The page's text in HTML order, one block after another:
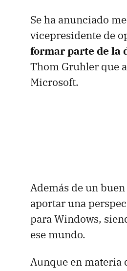
Se ha anunciado
vicepresidente de
formar parte de la
Thom Gruhler que
Microsoft.
Además de un
aportar una
para Windows,
ese mundo.
Aunque en materia